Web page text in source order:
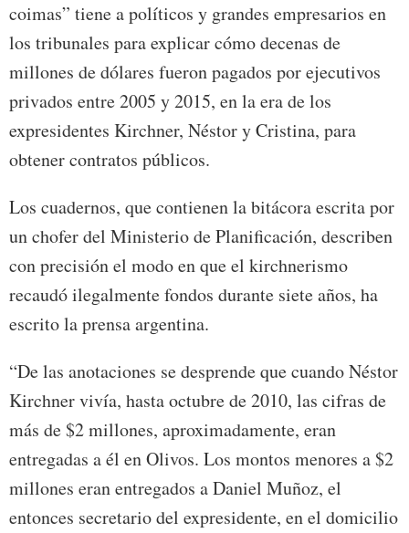
coimas” tiene a políticos y grandes empresarios en
los tribunales para explicar cómo decenas de
millones de dólares fueron pagados por ejecutivos
privados entre 2005 y 2015, en la era de los
expresidentes Kirchner, Néstor y Cristina, para
obtener contratos públicos.
Los cuadernos, que contienen la bitácora escrita por
un chofer del Ministerio de Planificación, describen
con precisión el modo en que el kirchnerismo
recaudó ilegalmente fondos durante siete años, ha
escrito la prensa argentina.
“De las anotaciones se desprende que cuando Néstor
Kirchner vivía, hasta octubre de 2010, las cifras de
más de $2 millones, aproximadamente, eran
entregadas a él en Olivos. Los montos menores a $2
millones eran entregados a Daniel Muñoz, el
entonces secretario del expresidente, en el domicilio